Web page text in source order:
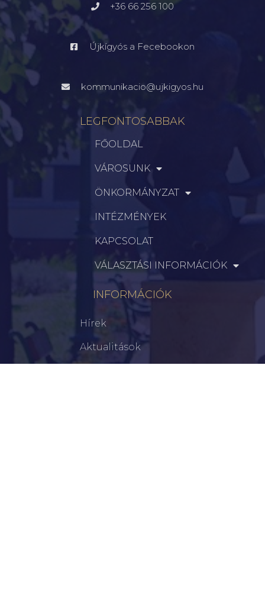
+36 66 256 100
Újkígyós a Fecebookon
kommunikacio@ujkigyos.hu
LEGFONTOSABBAK
FŐOLDAL
VÁROSUNK
ÖNKORMÁNYZAT
INTÉZMÉNYEK
KAPCSOLAT
VÁLASZTÁSI INFORMÁCIÓK
INFORMÁCIÓK
Hírek
Aktualitások